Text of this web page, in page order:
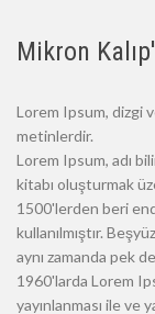
Mikron
Lorem Ipsum, dizgi
metinlerdir.
Lorem Ipsum, adı
kitabı oluşturmak
1500'lerden beri
kullanılmıştır.
aynı zamanda pek
1960'larda Lorem
yayınlanması ile ve